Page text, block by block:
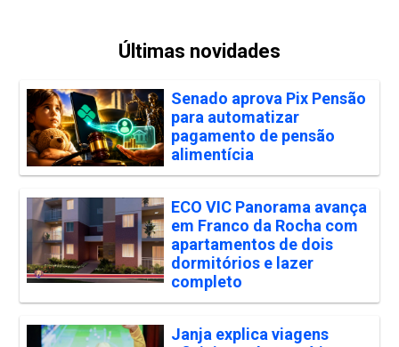
Últimas novidades
Senado aprova Pix Pensão
para automatizar
pagamento de pensão
alimentícia
ECO VIC Panorama avança
em Franco da Rocha com
apartamentos de dois
dormitórios e lazer
completo
Janja explica viagens